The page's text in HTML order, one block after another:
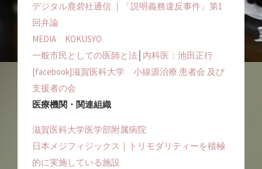
デジタル鹿砦社通信 ｜「説明義務違反事件」第1
回弁論
MEDIA KOKUSYO
一般市民としての医師と法 内科医：池田正行
[facebook]滋賀医科大学 小線源治療 患者会 及び
支援者の会
医療機関・関連組織
滋賀医科大学医学部附属病院
日本メジフィジックス｜トリモダリティーを積極
的に実施している施設